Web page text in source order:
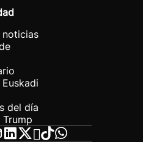
noticias
del día
Trump